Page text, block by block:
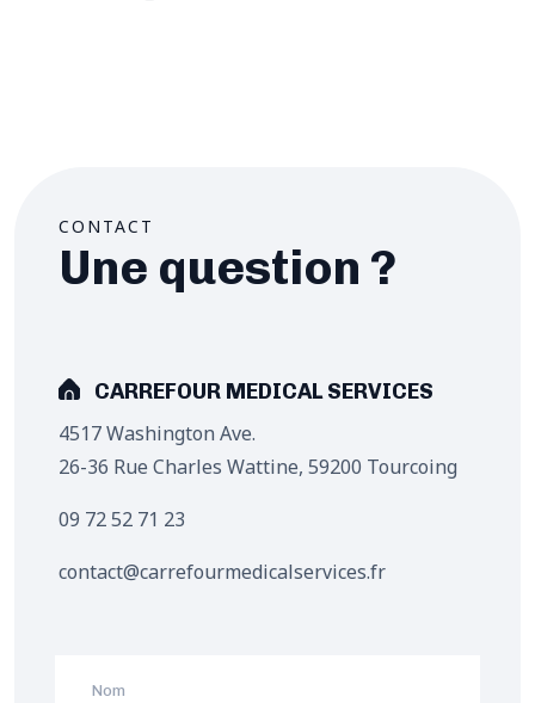
CONTACT
Une question ?
CARREFOUR MEDICAL SERVICES
4517 Washington Ave.
26-36 Rue Charles Wattine, 59200 Tourcoing
09 72 52 71 23
contact@carrefourmedicalservices.fr